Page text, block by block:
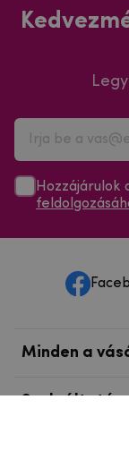
Hozzájárulok
Minden a